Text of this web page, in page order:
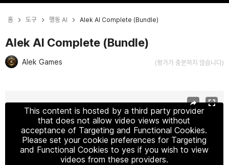
홈 도구 행동 AI Alek AI Complete (Bundle)
Alek AI Complete (Bundle)
Alek Games (평가가 충분하지 않습니다)
This content is hosted by a third party provider
that does not allow video views without
acceptance of Targeting and Functional Cookies.
Please set your cookie preferences for Targeting
and Functional Cookies to yes if you wish to view
videos from these providers.